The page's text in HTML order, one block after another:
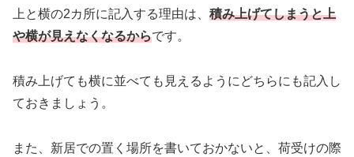
上と横の2カ所に記入する理由は、 積み上げてしまうと上
や横が見えなくなるからです。
積み上げても横に並べても見えるようにどちらにも記入し
ておきましょう。
また、新居での置く場所を書いておかないと、荷受けの際